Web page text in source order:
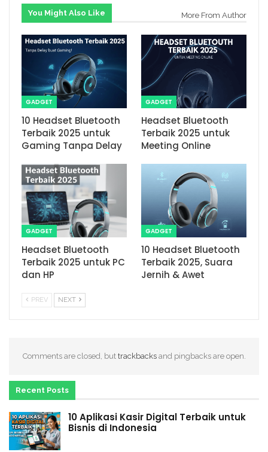
You Might Also Like More From Author
GADGET
10 Headset Bluetooth
Terbaik 2025 untuk
Gaming Tanpa Delay
GADGET
Headset Bluetooth
Terbaik 2025 untuk
Meeting Online
GADGET
Headset Bluetooth
Terbaik 2025 untuk PC
dan HP
GADGET
10 Headset Bluetooth
Terbaik 2025, Suara
Jernih & Awet
PREV NEXT
Comments are closed, but trackbacksand pingbacks are open.
Recent Posts
10 Aplikasi Kasir Digital Terbaik untuk
Bisnis di Indonesia